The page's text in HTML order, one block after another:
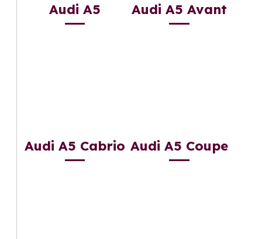
Audi A5 Audi A5 Avant
Audi A5 Cabrio Audi A5 Coupe